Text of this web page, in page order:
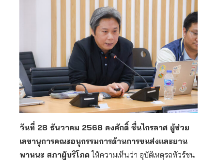
วันที่ 28 ธันวาคม 2568 คงศักดิ์ ชื่นไกรลาศ ผู้ช่วย
เลขานุการคณะอนุกรรมการด้านการขนส่งและยาน
พาหนะ สภาผู้บริโภคให้ความเห็นว่า อุบัติเหตุรถทัวร์ชน